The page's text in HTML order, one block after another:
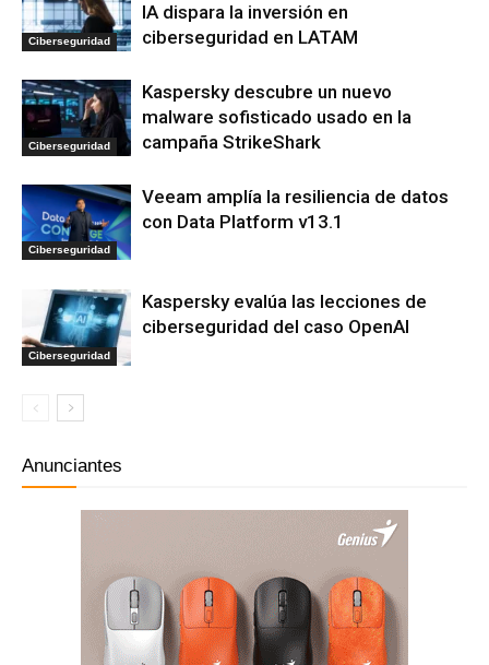
Ciberseguridad
IA dispara la inversión en
ciberseguridad en LATAM
Ciberseguridad
Kaspersky descubre un nuevo
malware sofisticado usado en la
campaña StrikeShark
Ciberseguridad
Veeam amplía la resiliencia de datos
con Data Platform v13.1
Ciberseguridad
Kaspersky evalúa las lecciones de
ciberseguridad del caso OpenAI
Anunciantes